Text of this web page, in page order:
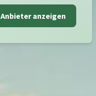
Anbieter anzeigen